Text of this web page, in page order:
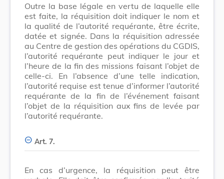
Outre la base légale en vertu de laquelle elle
est faite, la réquisition doit indiquer le nom et
la qualité de l’autorité requérante, être écrite,
datée et signée. Dans la réquisition adressée
au Centre de gestion des opérations du CGDIS,
l’autorité requérante peut indiquer le jour et
l’heure de la fin des missions faisant l’objet de
celle-ci. En l’absence d’une telle indication,
l’autorité requise est tenue d’informer l’autorité
requérante de la fin de l’événement faisant
l’objet de la réquisition aux fins de levée par
l’autorité requérante.
Art. 7.
En cas d’urgence, la réquisition peut être